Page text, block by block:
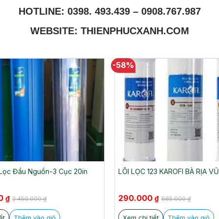
HOTLINE: 0398. 493.439 – 0908.767.987
WEBSITE: THIENPHUCXANH.COM
Đầu Nguồn-3 Cục 20in
2.450.000₫
₫
Thêm vào giỏ
-58%
LÕI LỌC 123 KAROFI BÀ RỊA
685.000₫
Giá
gốc
là:
685.000 ₫.
290.000 ₫
Giá
hiện
tại
là:Xem chi tiết Thêm vào giỏ